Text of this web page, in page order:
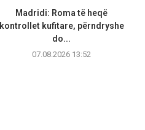
Madridi: Roma të heqë
kontrollet kufitare, përndryshe
do...
07.08.2026 13:52